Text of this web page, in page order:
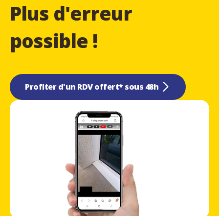
Plus d'erreur
possible !
Profiter d'un RDV offert* sous 48h